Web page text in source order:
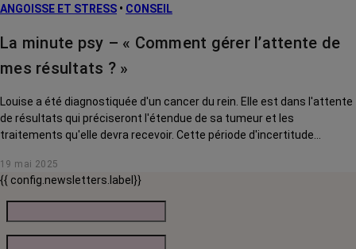
ANGOISSE ET STRESS • CONSEIL
La minute psy – « Comment gérer l’attente de
mes résultats ? »
Louise a été diagnostiquée d'un cancer du rein. Elle est dans l'attente
de résultats qui préciseront l'étendue de sa tumeur et les
traitements qu'elle devra recevoir. Cette période d'incertitude
Roussy, lui donne des conseils pour apprivoiser son émotion.
19 mai 2025
{{ config.newsletters.label}}